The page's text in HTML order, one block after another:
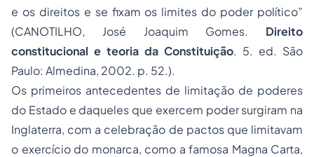
e os direitos e se fixam os limites do poder político”
(CANOTILHO, José Joaquim Gomes. Direito
constitucional e teoria da Constituição. 5. ed. São
Paulo: Almedina, 2002. p. 52.).
Os primeiros antecedentes de limitação de poderes
do Estado e daqueles que exercem poder surgiram na
Inglaterra, com a celebração de pactos que limitavam
o exercício do monarca, como a famosa Magna Carta,